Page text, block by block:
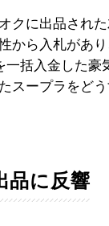
クに出品され
から入札があ
括入金した豪
スープラをど
品に反響